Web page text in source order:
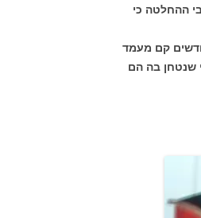
ההחלטה כי
קם מעמד
שנטחן בה הם